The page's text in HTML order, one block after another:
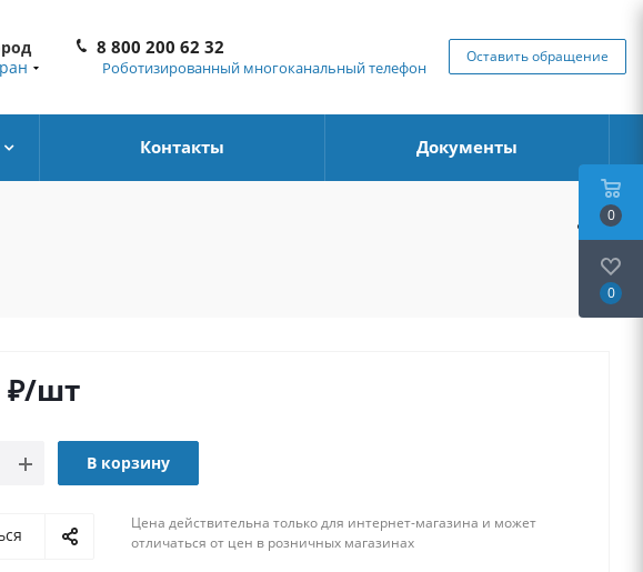
8 800 200 62 32
Роботизированный многоканальный телефон
Оставить обращение
Контакты Документы
₽/шт
В корзину
Цена действительна только для интернет-магазина и может
отличаться от цен в розничных магазинах
0
0